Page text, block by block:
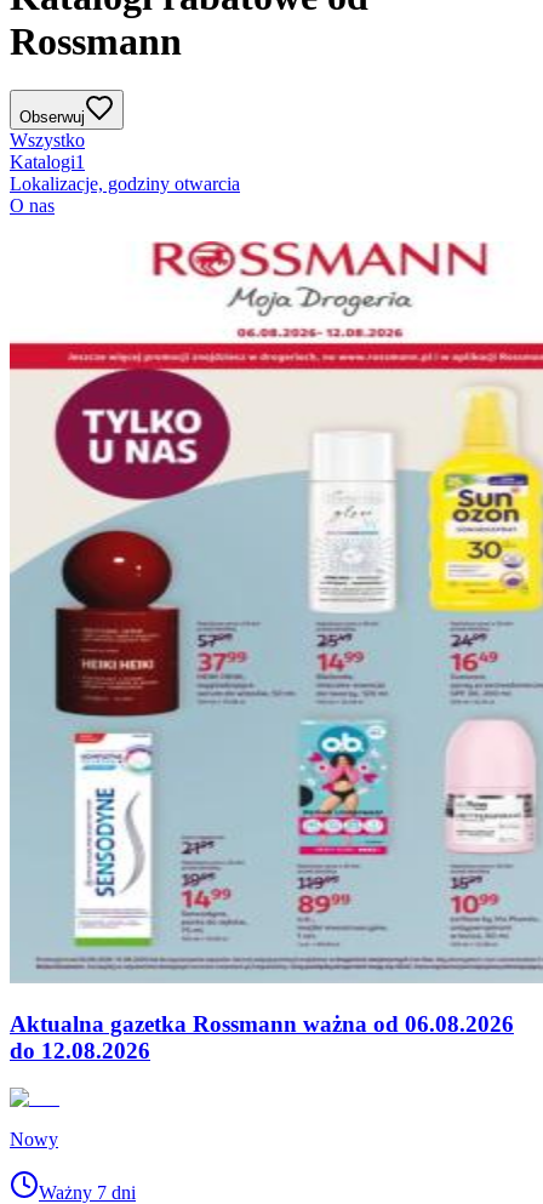
Rossmann
Obserwuj
Wszystko
Katalogi1
Lokalizacje, godziny otwarcia
O nas
Aktualna gazetka Rossmann ważna od 06.08.2026
do 12.08.2026
Nowy
Ważny 7 dni